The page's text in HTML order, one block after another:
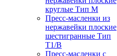
круглые Тип M
Пресс-масленки из
нержавейки плоские
шестигранные Тип
T1/B
Пресс-масленки с